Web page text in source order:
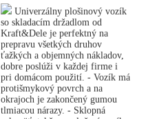
Univerzálny plošinový vozík
so skladacím držadlom od
Kraft&Dele je perfektný na
prepravu všetkých druhov
ťažkých a objemných nákladov,
dobre poslúži v každej firme i
pri domácom použití. - Vozík má
protišmykový povrch a na
okrajoch je zakončený gumou
tlmiacou nárazy. - Sklopná